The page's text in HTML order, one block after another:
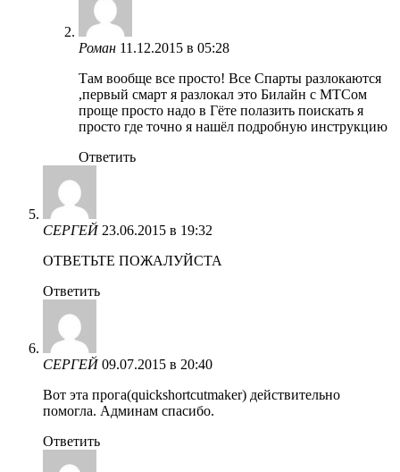
Роман 11.12.2015 в 05:28
Там вообще все просто! Все Спарты разлокаются
,первый смарт я разлокал это Билайн с МТСом
проще просто надо в Гёте полазить поискать я
просто где точно я нашёл подробную инструкцию
Ответить
СЕРГЕЙ 23.06.2015 в 19:32
ОТВЕТЬТЕ ПОЖАЛУЙСТА
Ответить
СЕРГЕЙ 09.07.2015 в 20:40
Вот эта прога(quickshortcutmaker) действительно
помогла. Админам спасибо.
Ответить